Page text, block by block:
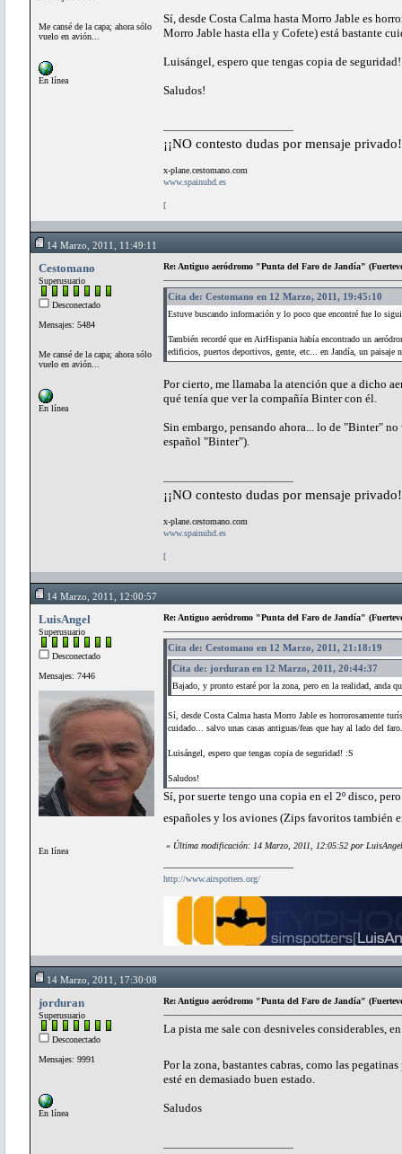
Me cansé de la capa; ahora sólo
vuelo en avión...
En línea
Sí, desde Costa Calma hasta Morro Jable es
Morro Jable hasta ella y Cofete) está bastante
Luisángel, espero que tengas copia de
Saludos!
¡¡NO contesto dudas por mensaje
x-plane.cestomano.com
www.spainuhd.es
[
14 Marzo, 2011, 11:49:11
Cestomano
Superusuario
Desconectado
Mensajes: 5484
Me cansé de la capa; ahora sólo
vuelo en avión...
En línea
Re: Antiguo aeródromo "Punta del Faro de Jandía"
Cita de: Cestomano en 12 Marzo, 2011, 19:45:10
Estuve buscando información y lo poco que encontré fue lo
También recordé que en AirHispania había encontrado un
edificios, puertos deportivos, gente, etc... en Jandía, un paisaje
Por cierto, me llamaba la atención que a dicho
qué tenía que ver la compañía Binter con él.
Sin embargo, pensando ahora... lo de "Binter"
español "Binter").
¡¡NO contesto dudas por mensaje
x-plane.cestomano.com
www.spainuhd.es
[
14 Marzo, 2011, 12:00:57
LuisAngel
Superusuario
Desconectado
Mensajes: 7446
En línea
Re: Antiguo aeródromo "Punta del Faro de Jandía"
Cita de: Cestomano en 12 Marzo, 2011, 21:18:19
Cita de: jorduran en 12 Marzo, 2011, 20:44:37
Bajado, y pronto estaré por la zona, pero en la realidad, anda
Sí, desde Costa Calma hasta Morro Jable es horrorosamente
cuidado... salvo unas casas antiguas/feas que hay al lado del faro.
Luisángel, espero que tengas copia de seguridad! :S
Saludos!
Sí, por suerte tengo una copia en el 2º disco,
españoles y los aviones (Zips favoritos también
« Última modificación: 14 Marzo, 2011, 12:05:52 por LuisAngel
http://www.airspotters.org/
14 Marzo, 2011, 17:30:08
jorduran
Superusuario
Desconectado
Mensajes: 9991
En línea
Re: Antiguo aeródromo "Punta del Faro de Jandía"
La pista me sale con desniveles considerables,
Por la zona, bastantes cabras, como las
esté en demasiado buen estado.
Saludos